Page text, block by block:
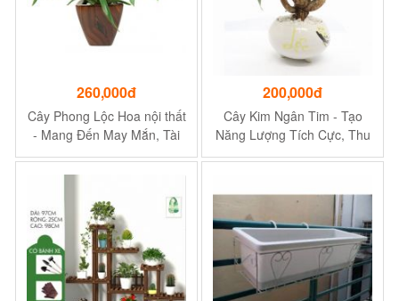
260,000đ
Cây Phong Lộc Hoa nội thất
- Mang Đến May Mắn, Tài
Lộc
200,000đ
Cây Kim Ngân Tim - Tạo
Năng Lượng Tích Cực, Thu
Hút Nhiều Vận May và